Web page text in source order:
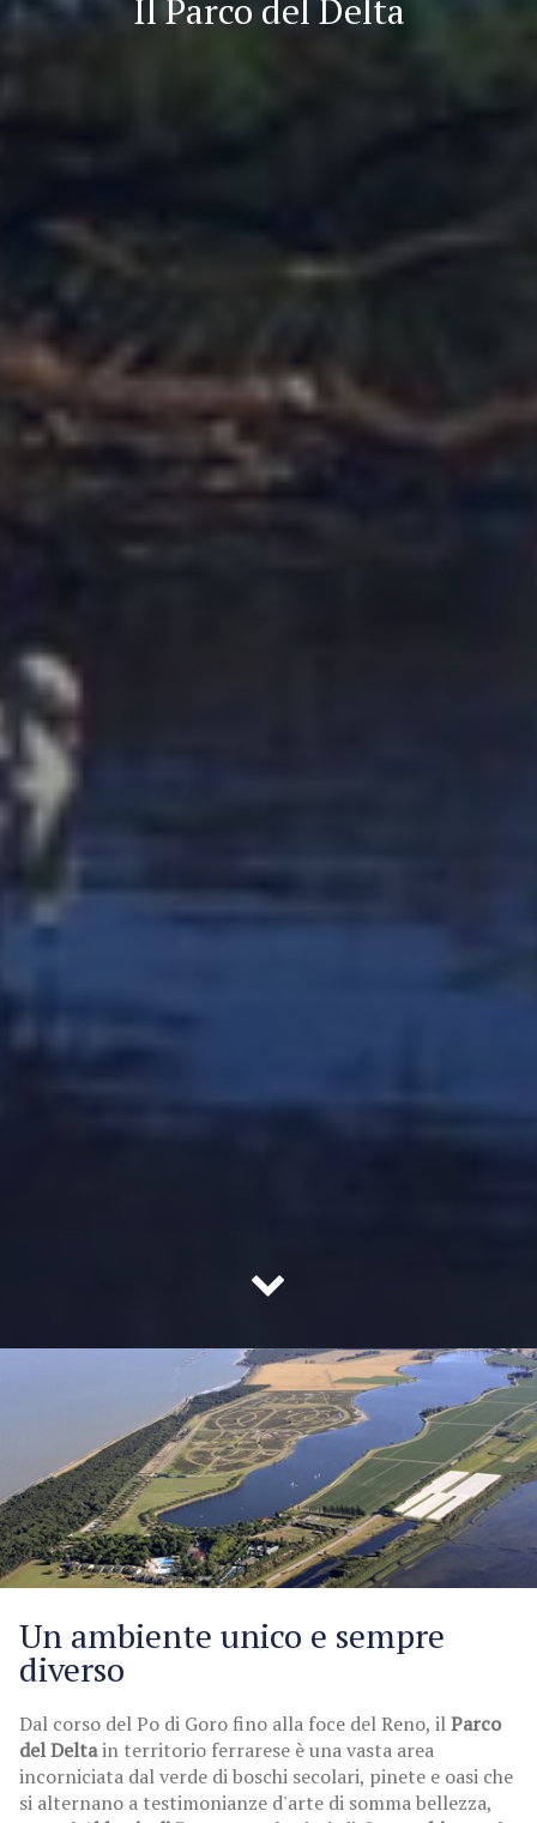
Il Parco del Delta
Un ambiente unico e sempre
diverso
Dal corso del Po di Goro fino alla foce del Reno, ilParco
del Deltain territorio ferrarese è una vasta area
incorniciata dal verde di boschi secolari, pinete e oasi che
si alternano a testimonianze d'arte di somma bellezza,